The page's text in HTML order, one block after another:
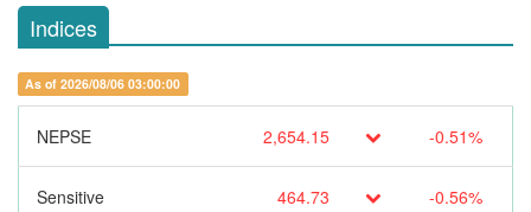
Indices
As of 2026/08/06 03:00:00
NEPSE 2,654.15 -0.51%
Sensitive 464.73 -0.56%